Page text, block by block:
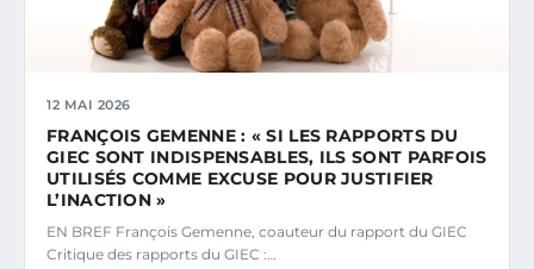
12 MAI 2026
FRANÇOIS GEMENNE : « SI LES RAPPORTS DU
GIEC SONT INDISPENSABLES, ILS SONT PARFOIS
UTILISÉS COMME EXCUSE POUR JUSTIFIER
L’INACTION »
EN BREF François Gemenne, coauteur du rapport du GIEC
Critique des rapports du GIEC :…